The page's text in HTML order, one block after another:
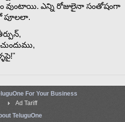
వుంటాయి. ఎన్ని రోజులైనా సంతోషంగా
పూలలా.
,
,
!"
For Your Business
Ad Tariff
TeluguOne